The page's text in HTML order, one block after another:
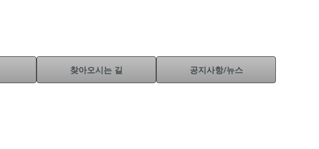
찾아오시는 길 공지사항/뉴스